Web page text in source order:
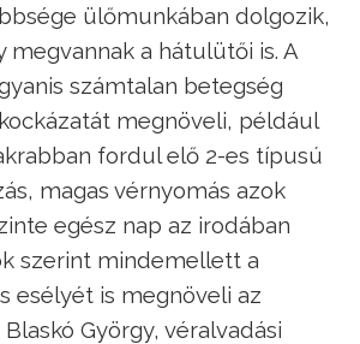
ülőmunkában dolgozik,
megvannak a hátulütői is. A
számtalan betegség
megnöveli, például
fordul elő 2-es típusú
magas vérnyomás azok
egész nap az irodában
szerint mindemellett a
esélyét is megnöveli az
György, véralvadási